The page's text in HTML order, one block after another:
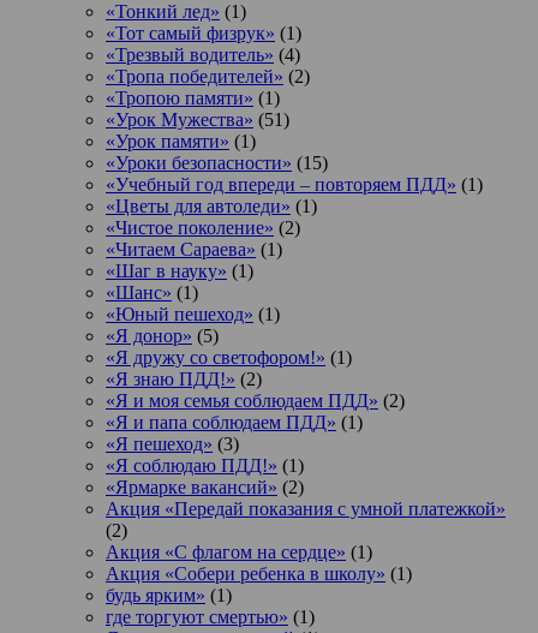
«Тонкий лед» (1)
«Тот самый физрук» (1)
«Трезвый водитель» (4)
«Тропа победителей» (2)
«Тропою памяти» (1)
«Урок Мужества» (51)
«Урок памяти» (1)
«Уроки безопасности» (15)
«Учебный год впереди – повторяем ПДД» (1)
«Цветы для автоледи» (1)
«Чистое поколение» (2)
«Читаем Сараева» (1)
«Шаг в науку» (1)
«Шанс» (1)
«Юный пешеход» (1)
«Я донор» (5)
«Я дружу со светофором!» (1)
«Я знаю ПДД!» (2)
«Я и моя семья соблюдаем ПДД» (2)
«Я и папа соблюдаем ПДД» (1)
«Я пешеход» (3)
«Я соблюдаю ПДД!» (1)
«Ярмарке вакансий» (2)
Акция «Передай показания с умной платежкой»
(2)
Акция «С флагом на сердце» (1)
Акция «Собери ребенка в школу» (1)
будь ярким» (1)
где торгуют смертью» (1)